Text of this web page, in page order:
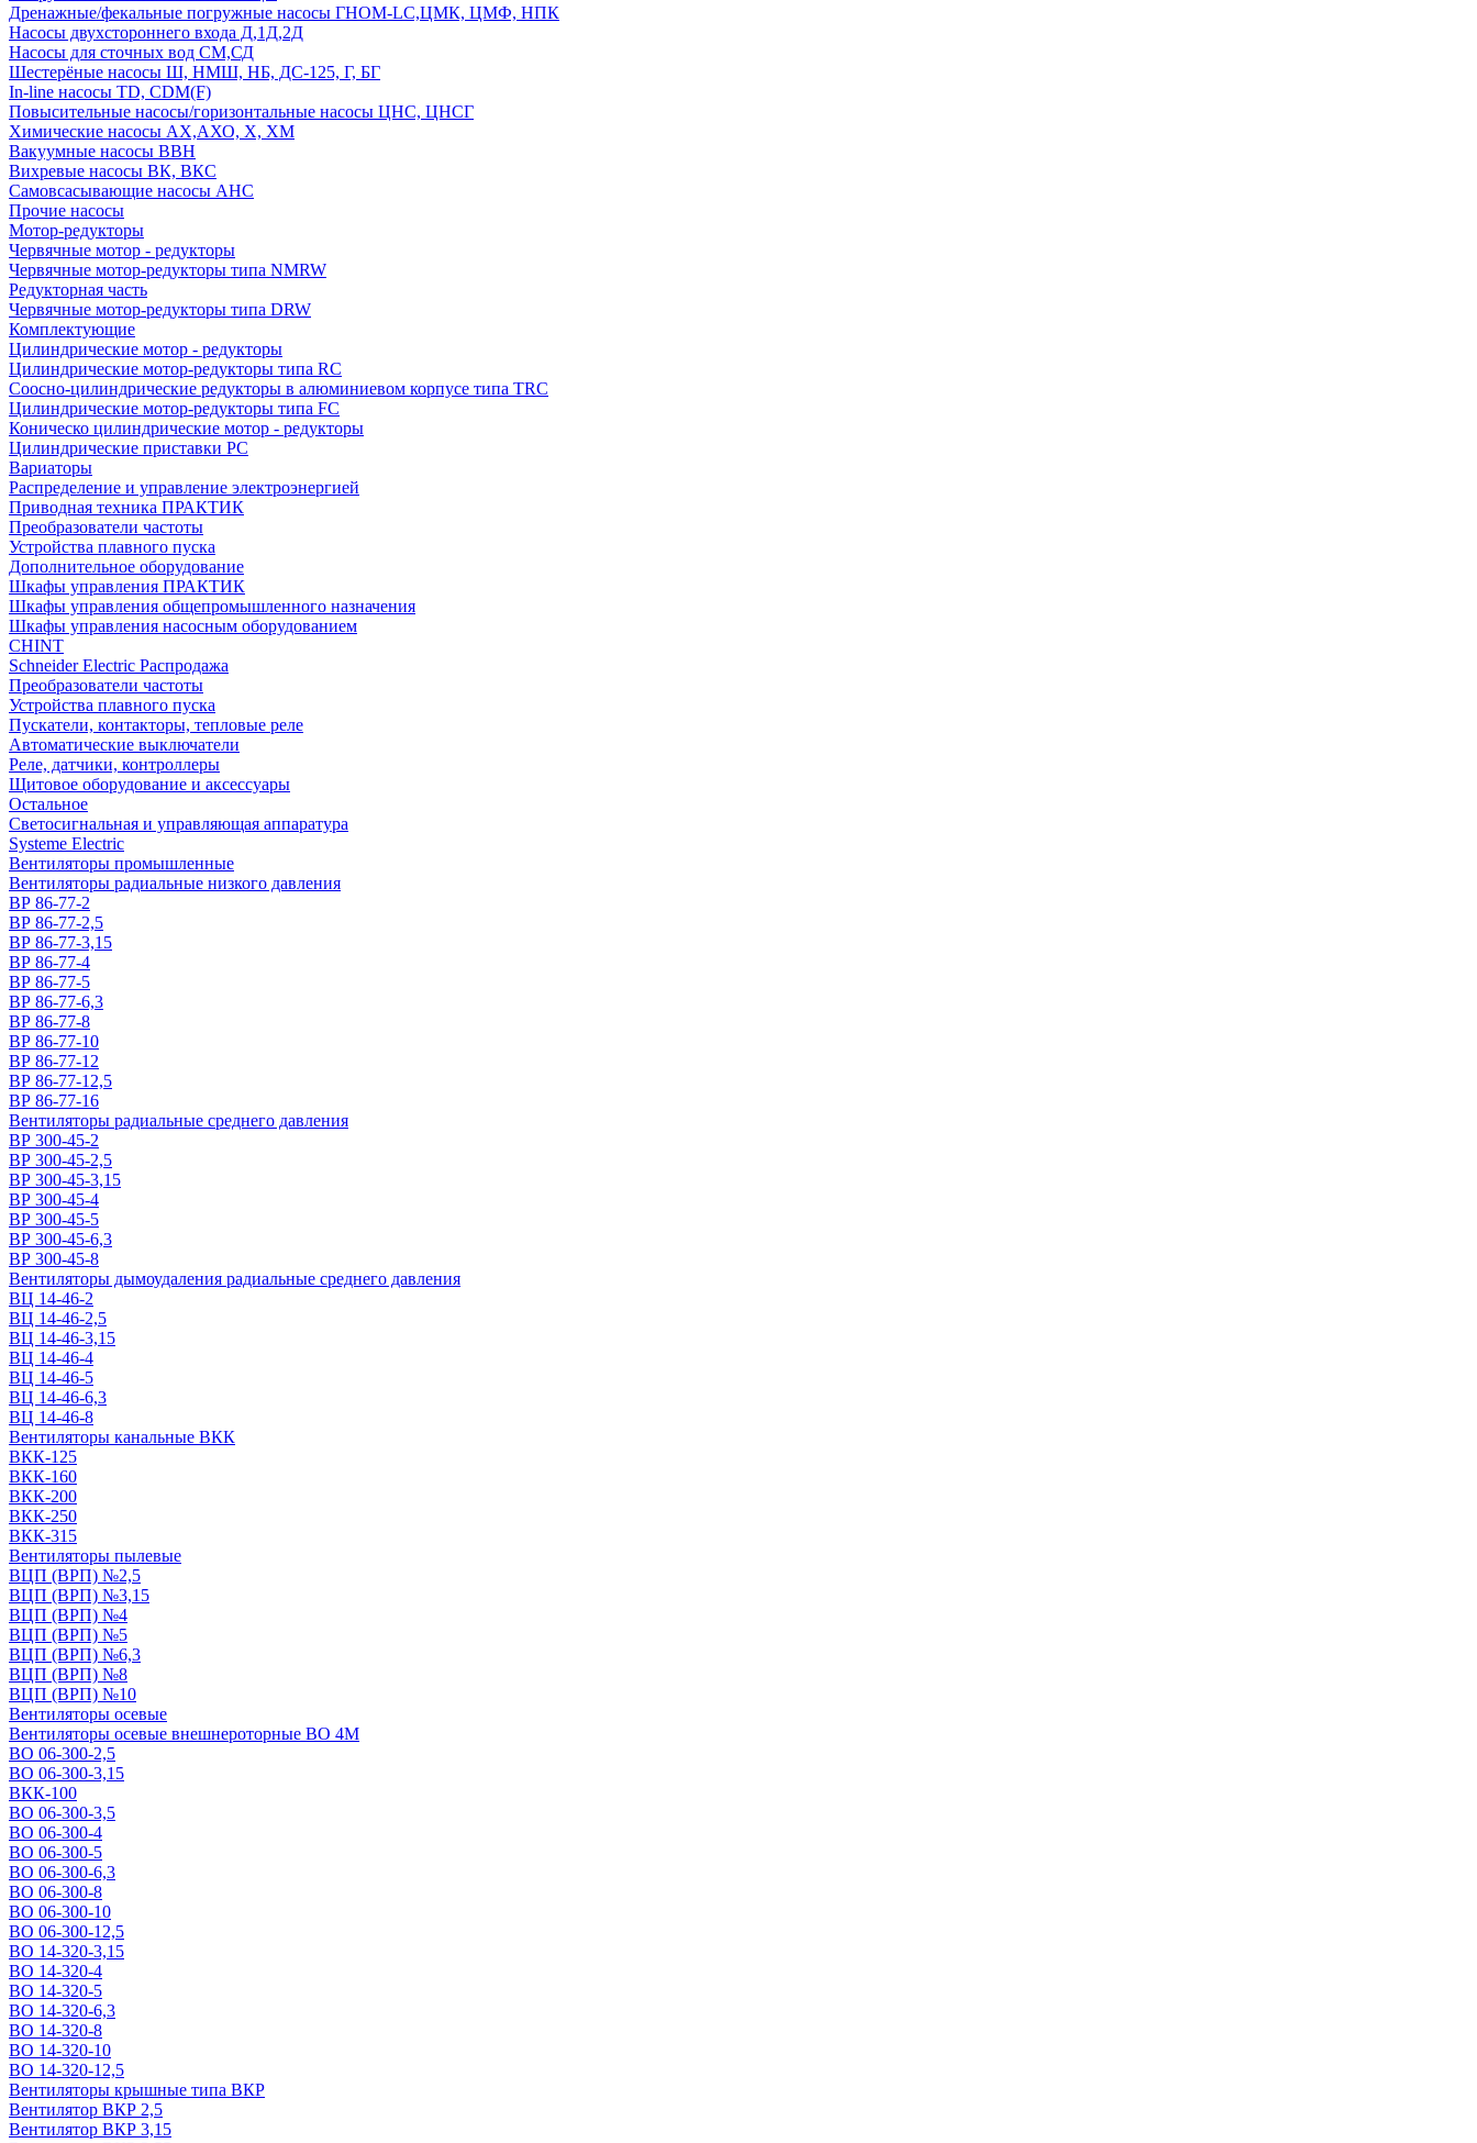
Дренажные/фекальные погружные насосы ГНОМ-LC,ЦМК, ЦМФ, НПК
Насосы двухстороннего входа Д,1Д,2Д
Насосы для сточных вод СМ,СД
Шестерёные насосы Ш, НМШ, НБ, ДС-125, Г, БГ
In-line насосы TD, CDM(F)
Повысительные насосы/горизонтальные насосы ЦНС, ЦНСГ
Химические насосы АХ,АХО, Х, ХМ
Вакуумные насосы ВВН
Вихревые насосы ВК, ВКС
Самовсасывающие насосы АНС
Прочие насосы
Мотор-редукторы
Червячные мотор - редукторы
Червячные мотор-редукторы типа NMRW
Редукторная часть
Червячные мотор-редукторы типа DRW
Комплектующие
Цилиндрические мотор - редукторы
Цилиндрические мотор-редукторы типа RC
Соосно-цилиндрические редукторы в алюминиевом корпусе типа TRC
Цилиндрические мотор-редукторы типа FC
Коническо цилиндрические мотор - редукторы
Цилиндрические приставки PC
Вариаторы
Распределение и управление электроэнергией
Приводная техника ПРАКТИК
Преобразователи частоты
Устройства плавного пуска
Дополнительное оборудование
Шкафы управления ПРАКТИК
Шкафы управления общепромышленного назначения
Шкафы управления насосным оборудованием
CHINT
Schneider Electric Распродажа
Преобразователи частоты
Устройства плавного пуска
Пускатели, контакторы, тепловые реле
Автоматические выключатели
Реле, датчики, контроллеры
Щитовое оборудование и аксессуары
Остальное
Светосигнальная и управляющая аппаратура
Systeme Electric
Вентиляторы промышленные
Вентиляторы радиальные низкого давления
ВР 86-77-2
ВР 86-77-2,5
ВР 86-77-3,15
ВР 86-77-4
ВР 86-77-5
ВР 86-77-6,3
ВР 86-77-8
ВР 86-77-10
ВР 86-77-12
ВР 86-77-12,5
ВР 86-77-16
Вентиляторы радиальные среднего давления
ВР 300-45-2
ВР 300-45-2,5
ВР 300-45-3,15
ВР 300-45-4
ВР 300-45-5
ВР 300-45-6,3
ВР 300-45-8
Вентиляторы дымоудаления радиальные среднего давления
ВЦ 14-46-2
ВЦ 14-46-2,5
ВЦ 14-46-3,15
ВЦ 14-46-4
ВЦ 14-46-5
ВЦ 14-46-6,3
ВЦ 14-46-8
Вентиляторы канальные ВКК
ВКК-125
ВКК-160
ВКК-200
ВКК-250
ВКК-315
Вентиляторы пылевые
ВЦП (ВРП) №2,5
ВЦП (ВРП) №3,15
ВЦП (ВРП) №4
ВЦП (ВРП) №5
ВЦП (ВРП) №6,3
ВЦП (ВРП) №8
ВЦП (ВРП) №10
Вентиляторы осевые
Вентиляторы осевые внешнероторные ВО 4М
ВО 06-300-2,5
ВО 06-300-3,15
ВКК-100
ВО 06-300-3,5
ВО 06-300-4
ВО 06-300-5
ВО 06-300-6,3
ВО 06-300-8
ВО 06-300-10
ВО 06-300-12,5
ВО 14-320-3,15
ВО 14-320-4
ВО 14-320-5
ВО 14-320-6,3
ВО 14-320-8
ВО 14-320-10
ВО 14-320-12,5
Вентиляторы крышные типа ВКР
Вентилятор ВКР 2,5
Вентилятор ВКР 3,15